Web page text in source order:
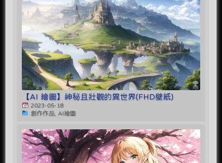
【AI 繪圖】神秘且壯觀的異世界(FHD壁紙)
2023-05-18
創作作品, AI繪圖